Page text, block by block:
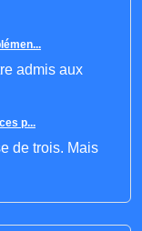
admis aux
p...
de trois. Mais